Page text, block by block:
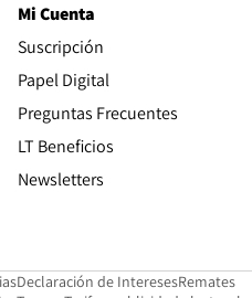
Mi Cuenta
Suscripción
Papel Digital
Preguntas Frecuentes
LT Beneficios
Newsletters
Opens in new window
Declaración de InteresesOpens in
Remates